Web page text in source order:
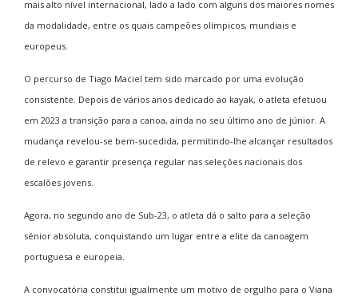
mais alto nível internacional, lado a lado com alguns dos maiores nomes
da modalidade, entre os quais campeões olímpicos, mundiais e
europeus.
O percurso de Tiago Maciel tem sido marcado por uma evolução
consistente. Depois de vários anos dedicado ao kayak, o atleta efetuou
em 2023 a transição para a canoa, ainda no seu último ano de júnior. A
mudança revelou-se bem-sucedida, permitindo-lhe alcançar resultados
de relevo e garantir presença regular nas seleções nacionais dos
escalões jovens.
Agora, no segundo ano de Sub-23, o atleta dá o salto para a seleção
sénior absoluta, conquistando um lugar entre a elite da canoagem
portuguesa e europeia.
A convocatória constitui igualmente um motivo de orgulho para o Viana